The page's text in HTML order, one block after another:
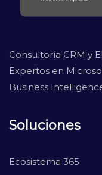
Consultoría CRM y
Expertos en
Business
Soluciones
Ecosistema 365